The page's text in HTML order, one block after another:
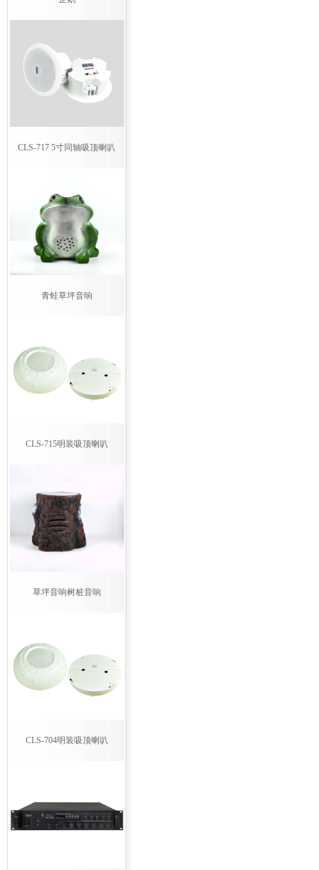
CLS-717 5寸同轴吸顶喇叭
青蛙草坪音响
CLS-715明装吸顶喇叭
草坪音响树桩音响
CLS-704明装吸顶喇叭